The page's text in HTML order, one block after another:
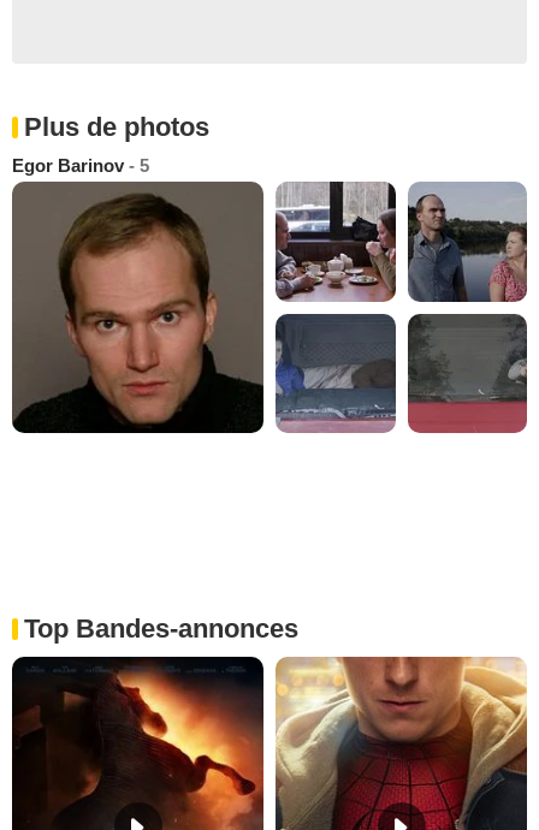
Plus de photos
Egor Barinov - 5
Top Bandes-annonces